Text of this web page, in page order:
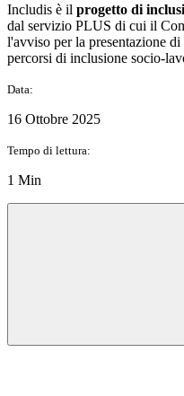
Includis è il progetto di
dal servizio PLUS di cui il
l'avviso per la presentazione
percorsi di inclusione socio-
Data:
16 Ottobre 2025
Tempo di lettura:
1 Min